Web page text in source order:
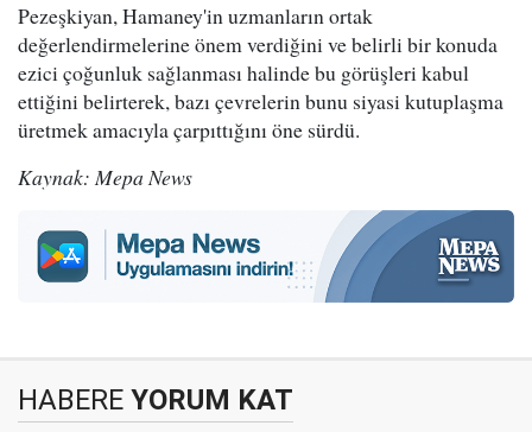
Pezeşkiyan, Hamaney'in uzmanların ortak
değerlendirmelerine önem verdiğini ve belirli bir konuda
ezici çoğunluk sağlanması halinde bu görüşleri kabul
ettiğini belirterek, bazı çevrelerin bunu siyasi kutuplaşma
üretmek amacıyla çarpıttığını öne sürdü.
Kaynak: Mepa News
HABERE YORUM KAT